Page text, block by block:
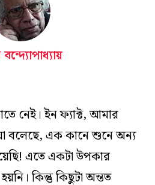
নেই। ইন ফ্যাক্ট, আমার
বলেছে, এক কানে শুনে অন্য
এতে একটা উপকার
কিন্তু কিছুটা অন্তত